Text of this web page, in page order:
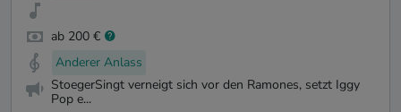
ab 200 €
Anderer Anlass
StoegerSingt verneigt sich vor den Ramones, setzt Iggy
Pop e...